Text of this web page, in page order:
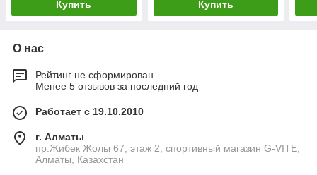
Купить Купить
О нас
Рейтинг не сформирован
Менее 5 отзывов за последний год
Работает с 19.10.2010
г. Алматы
пр.Жибек Жолы 67, этаж 2, спортивный магазин G-VITE,
Алматы, Казахстан